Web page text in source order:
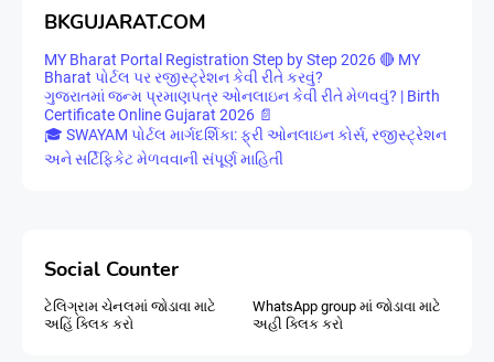
BKGUJARAT.COM
MY Bharat Portal Registration Step by Step 2026 🔴 MY
Bharat પોર્ટલ પર રજીસ્ટ્રેશન કેવી રીતે કરવું?
ગુજરાતમાં જન્મ પ્રમાણપત્ર ઓનલાઇન કેવી રીતે મેળવવું? | Birth
Certificate Online Gujarat 2026 📄
🎓 SWAYAM પોર્ટલ માર્ગદર્શિકા: ફ્રી ઓનલાઇન કોર્સ, રજીસ્ટ્રેશન
અને સર્ટિફિકેટ મેળવવાની સંપૂર્ણ માહિતી
Social Counter
ટેલિગ્રામ ચેનલમાં જોડાવા માટે
અહિં ક્લિક કરો
WhatsApp group માં જોડાવા માટે
અહી ક્લિક કરો